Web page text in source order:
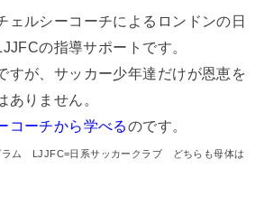
ェルシーコーチによるロンドンの日
の指導サポートです。
すが、サッカー少年達だけが恩恵を
ありません。
コーチから学べるのです。
ラム LJJFC=日系サッカークラブ どちらも母体は